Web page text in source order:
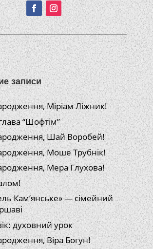
записи
Міріам Ліжник!
“Шофтім”
Шай Воробей!
Моше Трубнік!
Мера Глухова!
Кам’янське» — сімейний
духовний урок
Віра Богун!